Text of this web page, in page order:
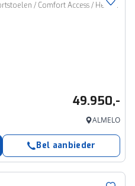
xDrive25e M Sport Automaat / Sportstoelen / Comfort Access / Head-Up / Adaptieve LED / Stoelverwarming / Parking Assistant Professional
49.950,-
ALMELO
Bel aanbieder